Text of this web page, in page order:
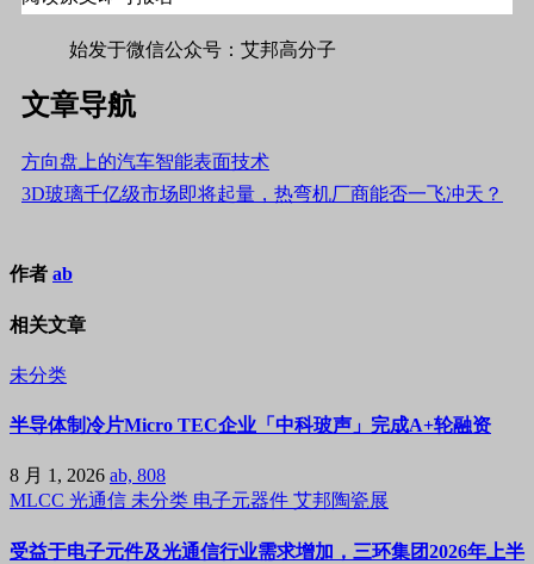
始发于微信公众号：艾邦高分子
文章导航
方向盘上的汽车智能表面技术
3D玻璃千亿级市场即将起量，热弯机厂商能否一飞冲天？
作者 ab
相关文章
未分类
半导体制冷片Micro TEC企业「中科玻声」完成A+轮融资
8 月 1, 2026 ab, 808
MLCC 光通信 未分类 电子元器件 艾邦陶瓷展
受益于电子元件及光通信行业需求增加，三环集团2026年上半